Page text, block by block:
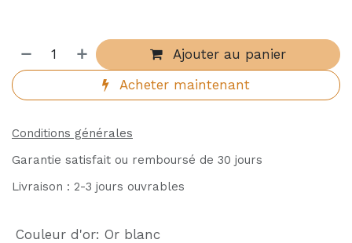
Ajouter au panier
Acheter maintenant
Conditions générales
Garantie satisfait ou remboursé de 30 jours
Livraison : 2-3 jours ouvrables
Couleur d'or: Or blanc